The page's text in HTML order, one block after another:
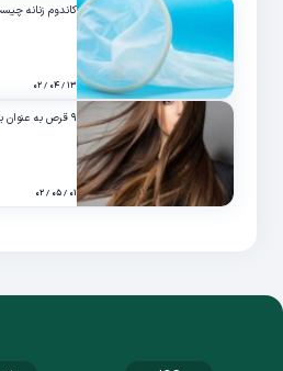
کاندوم زنانه
۱۳ / ۰۴ / ۰۲
۹ قرص به عنوان بهترین قرص برای رشد مو
۰۱ / ۰۵ / ۰۲